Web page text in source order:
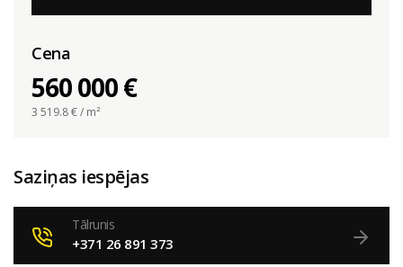
Cena
560 000 €
3 519.8€ / m²
Saziņas iespējas
Tālrunis
+371 26 891 373